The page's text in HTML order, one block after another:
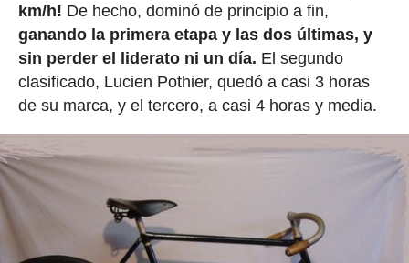
km/h! De hecho, dominó de principio a fin,
ganando la primera etapa y las dos últimas, y
sin perder el liderato ni un día. El segundo
clasificado, Lucien Pothier, quedó a casi 3 horas
de su marca, y el tercero, a casi 4 horas y media.